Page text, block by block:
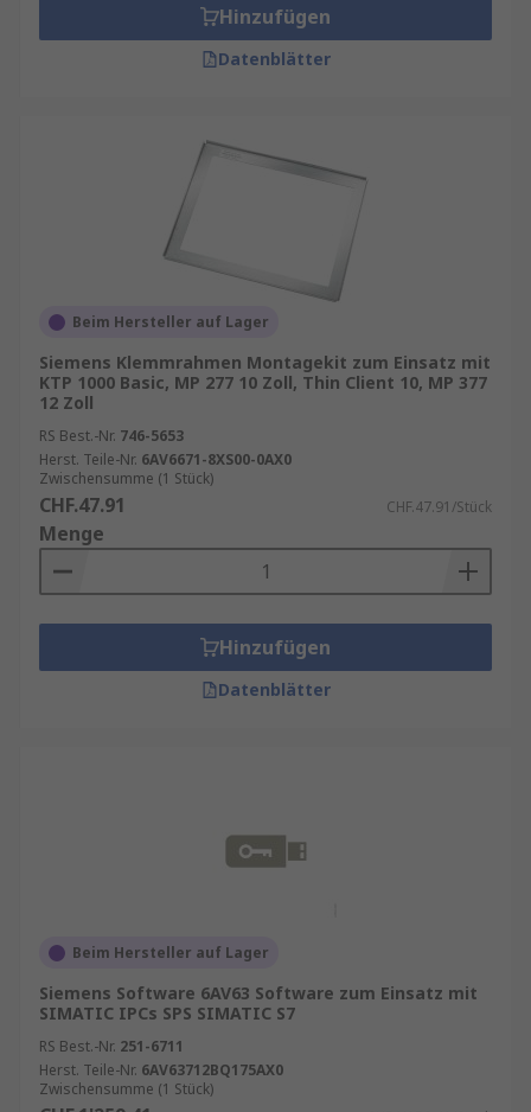
Hinzufügen
Datenblätter
Beim Hersteller auf Lager
Siemens Klemmrahmen Montagekit zum Einsatz mit
KTP 1000 Basic, MP 277 10 Zoll, Thin Client 10, MP 377
12 Zoll
RS Best.-Nr. 746-5653
Herst. Teile-Nr. 6AV6671-8XS00-0AX0
Zwischensumme (1 Stück)
CHF.47.91 CHF.47.91/Stück
Menge
Hinzufügen
Datenblätter
Beim Hersteller auf Lager
Siemens Software 6AV63 Software zum Einsatz mit
SIMATIC IPCs SPS SIMATIC S7
RS Best.-Nr. 251-6711
Herst. Teile-Nr. 6AV63712BQ175AX0
Zwischensumme (1 Stück)